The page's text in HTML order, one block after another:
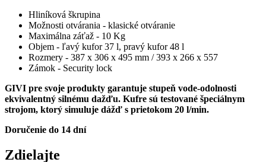
Hliníková škrupina
Možnosti otvárania - klasické otváranie
Maximálna záťaž - 10 Kg
Objem - ľavý kufor 37 l, pravý kufor 48 l
Rozmery - 387 x 306 x 495 mm / 393 x 266 x 557
Zámok - Security lock
GIVI pre svoje produkty garantuje stupeň vode-odolnosti
ekvivalentný silnému dažďu. Kufre sú testované špeciálnym
strojom, ktorý simuluje dážď s prietokom 20 l/min.
Doručenie do 14 dní
Zdielajte